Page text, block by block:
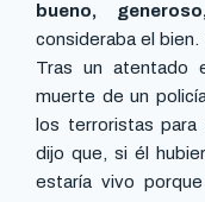
bueno,
consideraba el bien.
Tras un atentado
muerte de un
los terroristas
dijo que, si él
estaría vivo